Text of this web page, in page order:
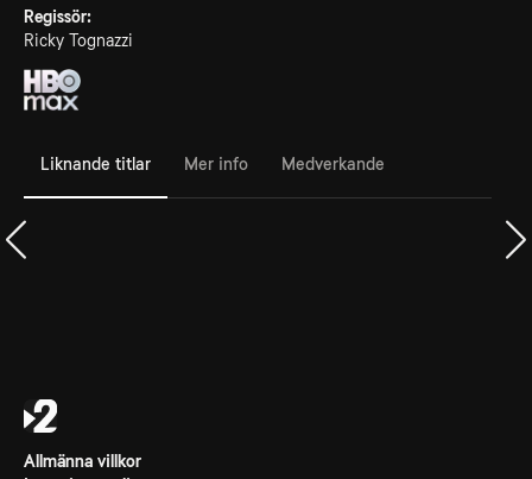
Regissör:
Ricky Tognazzi
Liknande titlar Mer info Medverkande
Allmänna villkor